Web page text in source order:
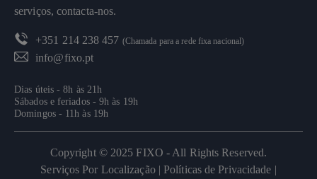
serviços, contacta-nos.
+351 214 238 457 (Chamada para a rede fixa nacional)
info@fixo.pt
Dias úteis - 8h às 21h
Sábados e feriados - 9h às 19h
Domingos - 11h às 19h
Copyright © 2025 FIXO - All Rights Reserved.
Serviços Por Localização | Políticas de Privacidade |